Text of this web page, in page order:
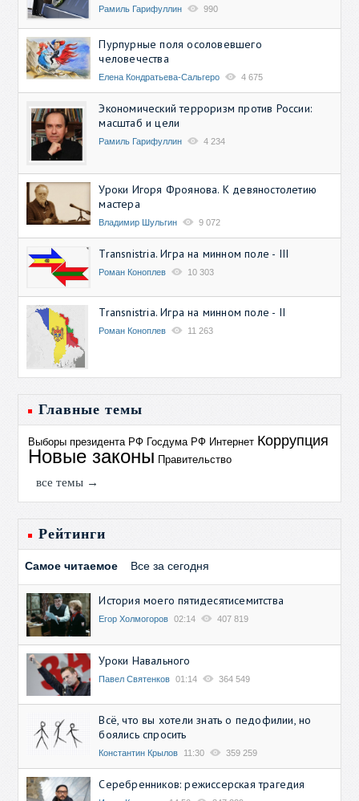
Рамиль Гарифуллин 990
Пурпурные поля осоловевшего
человечества
Елена Кондратьева-Сальгеро 4 675
Экономический терроризм против России:
масштаб и цели
Рамиль Гарифуллин 4 234
Уроки Игоря Фроянова. К девяностолетию
мастера
Владимир Шульгин 9 072
Transnistria. Игра на минном поле - III
Роман Коноплев 10 303
Transnistria. Игра на минном поле - II
Роман Коноплев 11 263
Главные темы
Выборы президента РФ Госдума РФ Интернет Коррупция
Новые законы Правительство
все темы →
Рейтинги
Самое читаемое Все за сегодня
История моего пятидесятисемитства
Егор Холмогоров 02:14 407 819
Уроки Навального
Павел Святенков 01:14 364 549
Всё, что вы хотели знать о педофилии, но
боялись спросить
Константин Крылов 11:30 359 259
Серебренников: режиссерская трагедия